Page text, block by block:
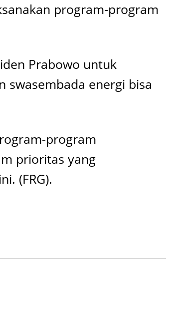
program-program
Prabowo untuk
swasembada energi bisa
program
prioritas yang
(FRG).